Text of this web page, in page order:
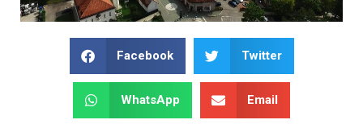
Facebook Twitter
WhatsApp Email